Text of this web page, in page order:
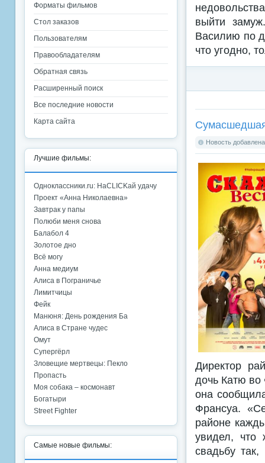
выйти
Василию по
что угодно,
Новость
Директор
дочь Катю во
она
Франсуа.
районе
увидел, что
свадьбу
Форматы фильмов
Стол заказов
Пользователям
Правообладателям
Обратная связь
Расширенный поиск
Все последние новости
Карта сайта
Лучшие фильмы:
Одноклассники.ru: НаCLICKай удачу
Проект «Анна Николаевна»
Завтрак у папы
Полюби меня снова
Балабол 4
Золотое дно
Всё могу
Анна медиум
Алиса в Пограничье
Лимитчицы
Фейк
Манюня: День рождения Ба
Алиса в Стране чудес
Омут
Супергёрл
Зловещие мертвецы: Пекло
Пропасть
Моя собака – космонавт
Богатыри
Street Fighter
Самые новые фильмы: